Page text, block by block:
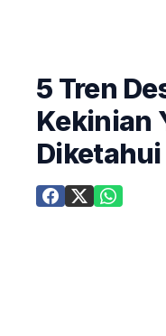
5 Tren
Kekinian
Diketahui